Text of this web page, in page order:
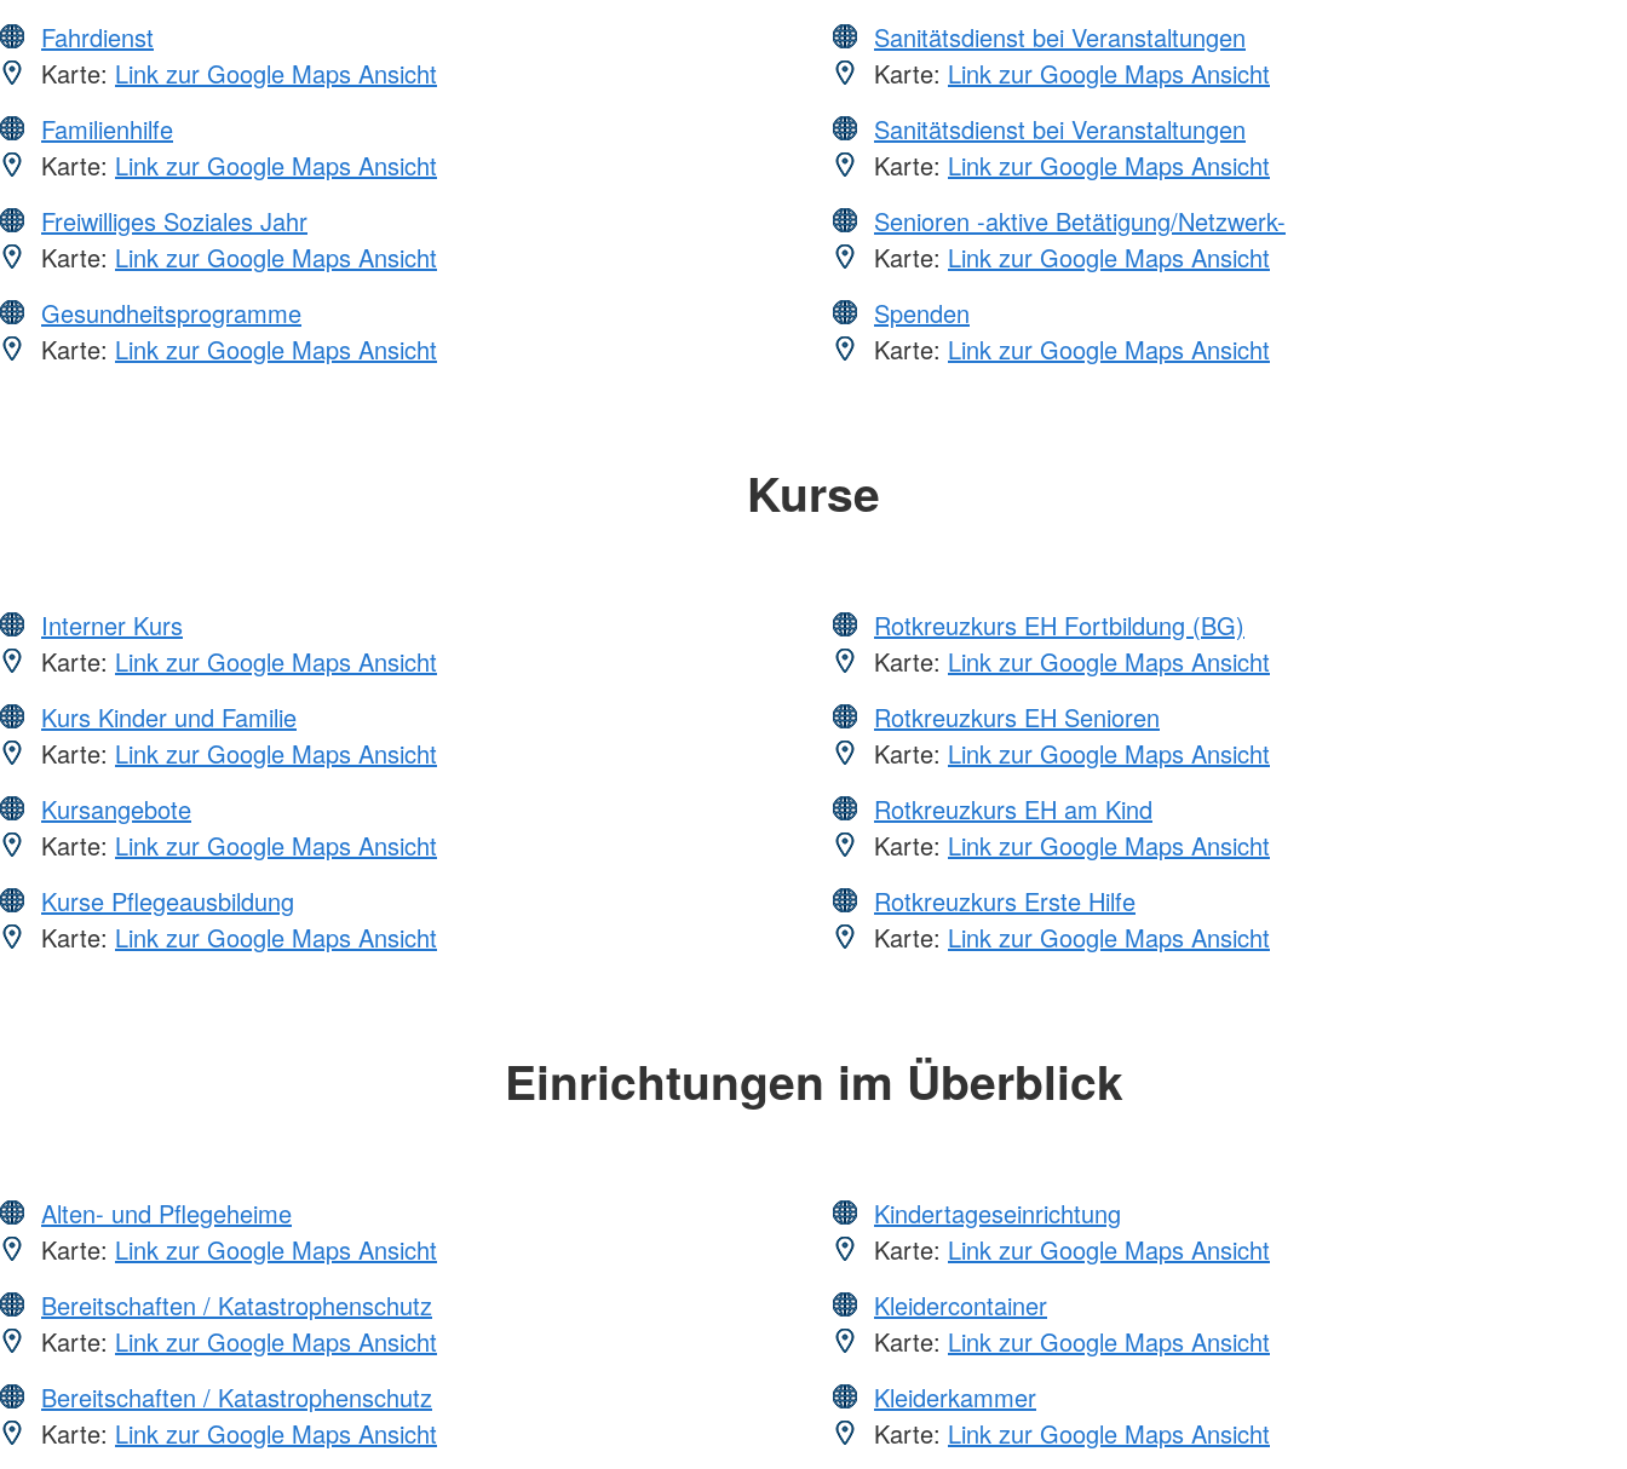
Fahrdienst
Karte: Link zur Google Maps Ansicht
Familienhilfe
Karte: Link zur Google Maps Ansicht
Freiwilliges Soziales Jahr
Karte: Link zur Google Maps Ansicht
Gesundheitsprogramme
Karte: Link zur Google Maps Ansicht
Sanitätsdienst bei Veranstaltungen
Karte: Link zur Google Maps Ansicht
Sanitätsdienst bei Veranstaltungen
Karte: Link zur Google Maps Ansicht
Senioren -aktive Betätigung/Netzwerk-
Karte: Link zur Google Maps Ansicht
Spenden
Karte: Link zur Google Maps Ansicht
Kurse
Interner Kurs
Karte: Link zur Google Maps Ansicht
Kurs Kinder und Familie
Karte: Link zur Google Maps Ansicht
Kursangebote
Karte: Link zur Google Maps Ansicht
Kurse Pflegeausbildung
Karte: Link zur Google Maps Ansicht
Rotkreuzkurs EH Fortbildung (BG)
Karte: Link zur Google Maps Ansicht
Rotkreuzkurs EH Senioren
Karte: Link zur Google Maps Ansicht
Rotkreuzkurs EH am Kind
Karte: Link zur Google Maps Ansicht
Rotkreuzkurs Erste Hilfe
Karte: Link zur Google Maps Ansicht
Einrichtungen im Überblick
Alten- und Pflegeheime
Karte: Link zur Google Maps Ansicht
Bereitschaften / Katastrophenschutz
Karte: Link zur Google Maps Ansicht
Bereitschaften / Katastrophenschutz
Karte: Link zur Google Maps Ansicht
Kindertageseinrichtung
Karte: Link zur Google Maps Ansicht
Kleidercontainer
Karte: Link zur Google Maps Ansicht
Kleiderkammer
Karte: Link zur Google Maps Ansicht